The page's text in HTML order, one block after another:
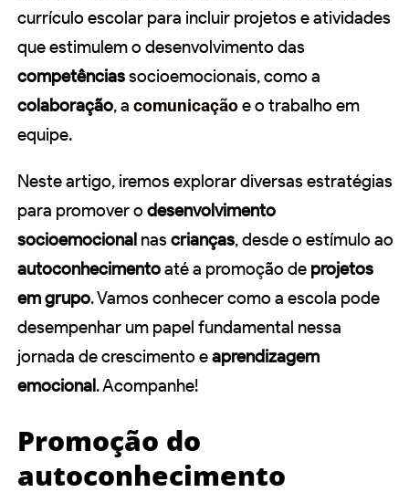
currículo escolar para incluir projetos e atividades
que estimulem o desenvolvimento das
competênciassocioemocionais, como a
colaboração, a comunicação e o trabalho em
equipe.
Neste artigo, iremos explorar diversas estratégias
para promover o desenvolvimento
socioemocional nascrianças, desde o estímulo ao
autoconhecimentoaté a promoção de projetos
em grupo. Vamos conhecer como a escola pode
desempenhar um papel fundamental nessa
jornada de crescimento eaprendizagem
emocional. Acompanhe!
Promoção do
autoconhecimento